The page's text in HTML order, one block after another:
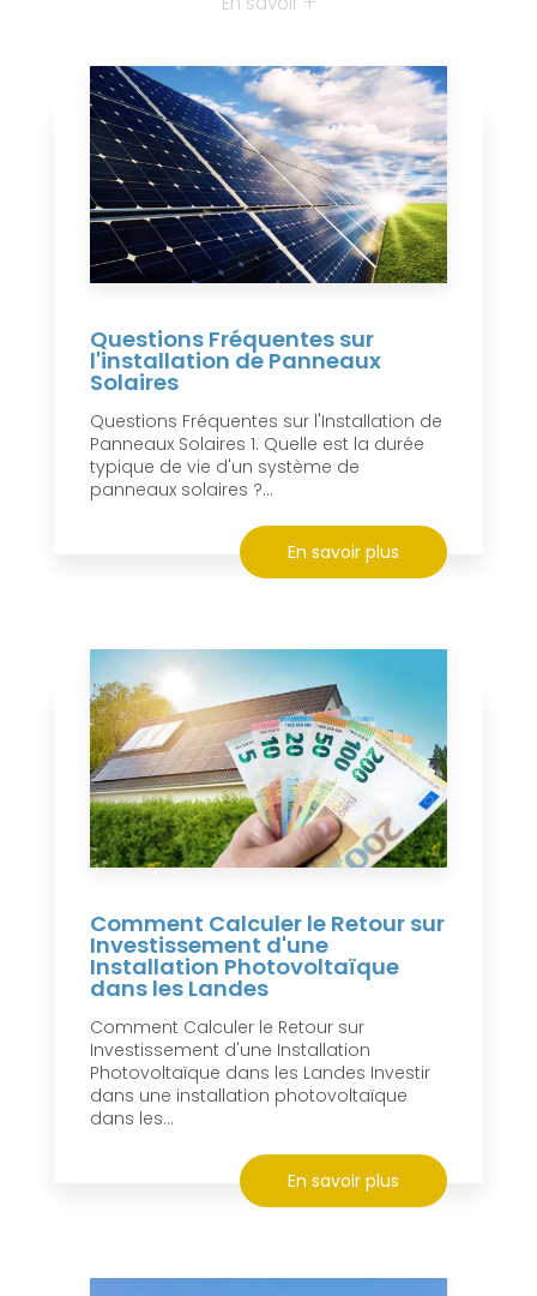
Questions Fréquentes sur
l'installation de Panneaux
Solaires
Questions Fréquentes sur l'Installation de
Panneaux Solaires 1. Quelle est la durée
typique de vie d'un système de
panneaux solaires ?...
En savoir plus
Comment Calculer le Retour sur
Investissement d'une
Installation Photovoltaïque
dans les Landes
Comment Calculer le Retour sur
Investissement d'une Installation
Photovoltaïque dans les Landes Investir
dans une installation photovoltaïque
dans les...
En savoir plus